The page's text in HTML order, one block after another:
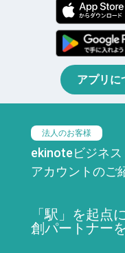
アプリに
法人のお客様
ekinoteビジネス
アカウントのご
「駅」を起点
創パートナー